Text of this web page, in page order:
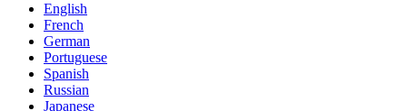
English
French
German
Portuguese
Spanish
Russian
Japanese